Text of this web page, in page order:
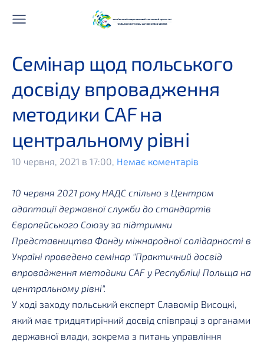
Семінар щод польського
досвіду впровадження
методики CAF на
центральному рівні
10 червня, 2021 в 17:00, Немає коментарів
10 червня 2021 року НАДС спільно з Центром
адаптації державної служби до стандартів
Європейського Союзу за підтримки
Представництва Фонду міжнародної солідарності в
Україні проведено семінар "Практичний досвід
впровадження методики CAF у Республіці Польща на
центральному рівні".
У ході заходу польський експерт Славомір Висоцкі,
який має тридцятирічний досвід співпраці з органами
державної влади, зокрема з питань управління